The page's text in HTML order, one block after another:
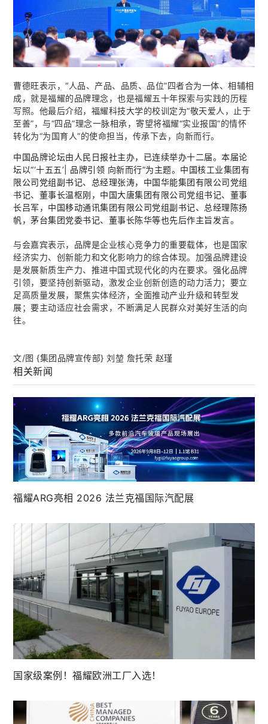
曹德旺表示，“人品、产品、品质、品位”四者合为一体、相辅相
成，就是福耀的品牌理念，也是福耀五十年探索与实践的历程
写照。他最后介绍，福耀科技大学的校训定为“敬天爱人，止于
至善”，与“四品”理念一脉相承，寄望将福耀“实业报国”的情怀
转化为“为国育人”的使命担当，传承下去，向新而行。
中国品牌论坛由人民日报社主办，已连续举办十二届。本届论
坛以“‘十五五’| 品牌引领 向新而行”为主题。中国核工业集团有
限公司党组副书记、总经理张涛，中国华能集团有限公司党组
书记、董事长温枢刚，中国大唐集团有限公司党组书记、董事
长‌吕军，中国移动通讯集团有限公司党组副书记、总经理陈扬
帆，茅台集团党委书记、董事长陈华等也先后作主旨发言。
与会嘉宾表示，品牌是企业核心竞争力的重要载体，也是国家
经济实力、创新能力和文化影响力的综合体现。加强品牌建设
是发展新质生产力、推进中国式现代化的内在要求。强化品牌
引领，要坚持创新驱动，激发企业创新创造的动力活力；要立
足高质量发展，聚焦实体经济，全面推动产业升级和转型发
展；要主动适应社会需求，不断满足人民群众对美好生活的向
往。
文/图 {集团品牌宣传部} 刘堃 詹托荣 赵瑾
相关新闻
福耀ARG亮相 2026 法兰克福国际汽配展
国家级案例！福耀欧洲工厂入选！